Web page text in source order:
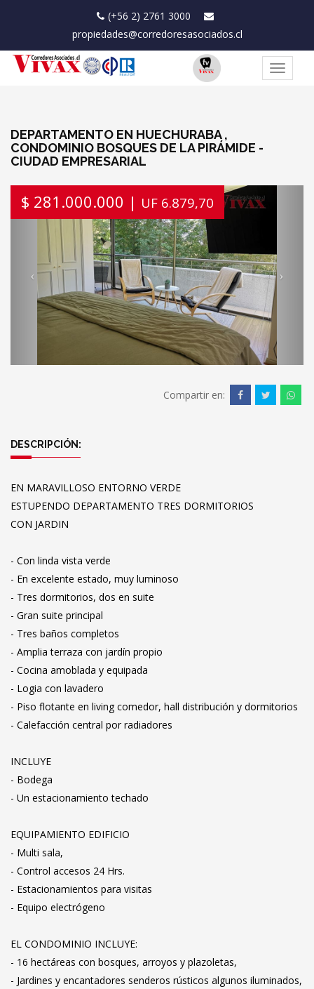
(+56 2) 2761 3000
propiedades@corredoresasociados.cl
Toggle
DEPARTAMENTO EN HUECHURABA ,
CONDOMINIO BOSQUES DE LA PIRÁMIDE -
CIUDAD EMPRESARIAL
$ 281.000.000 | UF 6.879,70
Previous
Compartir en:
DESCRIPCIÓN:
EN MARAVILLOSO ENTORNO VERDE
ESTUPENDO DEPARTAMENTO TRES DORMITORIOS
CON JARDIN
- Con linda vista verde
- En excelente estado, muy luminoso
- Tres dormitorios, dos en suite
- Gran suite principal
- Tres baños completos
- Amplia terraza con jardín propio
- Cocina amoblada y equipada
- Logia con lavadero
- Piso flotante en living comedor, hall distribución y dormitorios
- Calefacción central por radiadores
INCLUYE
- Bodega
- Un estacionamiento techado
EQUIPAMIENTO EDIFICIO
- Multi sala,
- Control accesos 24 Hrs.
- Estacionamientos para visitas
- Equipo electrógeno
EL CONDOMINIO INCLUYE:
- 16 hectáreas con bosques, arroyos y plazoletas,
- Jardines y encantadores senderos rústicos algunos iluminados,